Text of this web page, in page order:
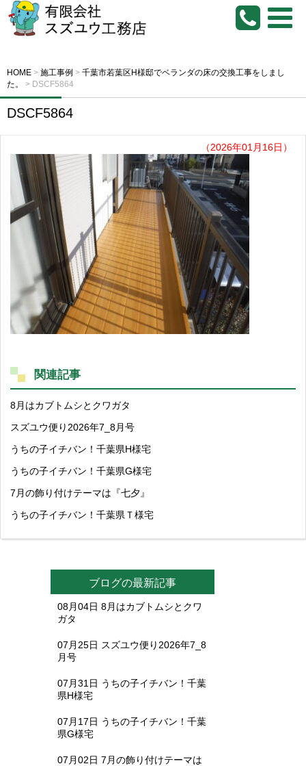
HOME > 施工事例 > 千葉市若葉区H様邸でベランダの床の交換工事をしまし
た。
> DSCF5864
DSCF5864
（2026年01月16日）
関連記事
8月はカブトムシとクワガタ
スズユウ便り2026年7_8月号
うちの子イチバン！千葉県H様宅
うちの子イチバン！千葉県G様宅
7月の飾り付けテーマは『七夕』
うちの子イチバン！千葉県Ｔ様宅
ブログの最新記事
08月04日 8月はカブトムシとクワ
ガタ
07月25日 スズユウ便り2026年7_8
月号
07月31日 うちの子イチバン！千葉
県H様宅
07月17日 うちの子イチバン！千葉
県G様宅
07月02日 7月の飾り付けテーマは